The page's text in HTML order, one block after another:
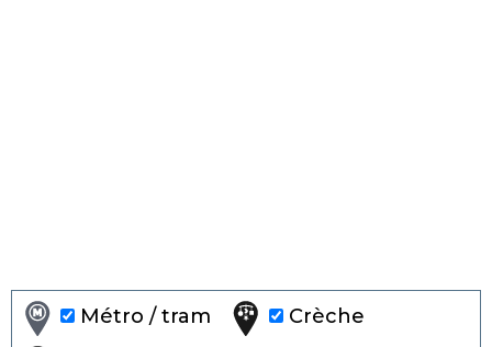
Métro / tram
Crèche